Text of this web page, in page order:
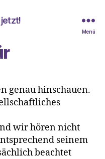
Menü
genau hinschauen.
wir hören nicht
seinem
beachtet